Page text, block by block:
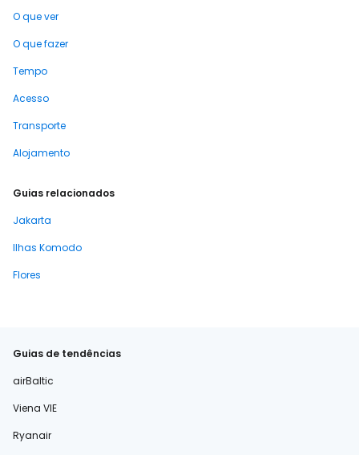
O que ver
O que fazer
Tempo
Acesso
Transporte
Alojamento
Guias relacionados
Jakarta
Ilhas Komodo
Flores
Guias de tendências
airBaltic
Viena VIE
Ryanair